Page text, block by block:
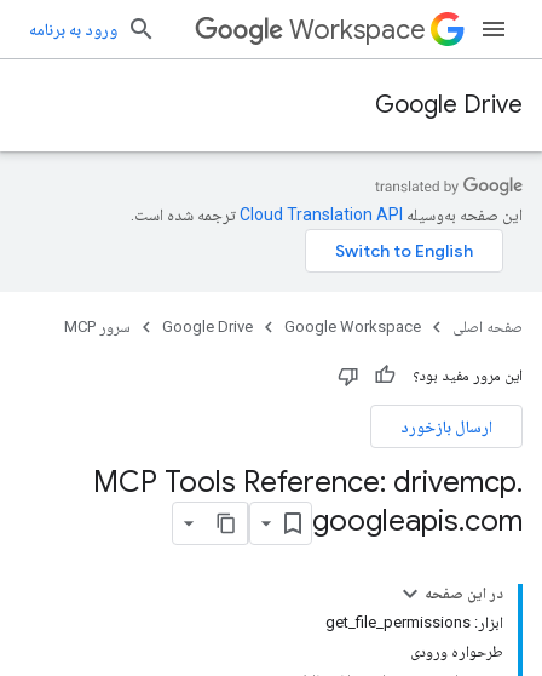
Workspace ورود به برنامه
Google Drive
این صفحه به‌وسیله ترجمه شده است.
صفحه اصلی Google Workspace
Google Drive سرور MCP
این مرور مفید بود؟
ارسال بازخورد
MCP Tools Reference: drivemcp.
googleapis.com
در این صفحه
ابزار: get_file_permissions
طرحواره ورودی